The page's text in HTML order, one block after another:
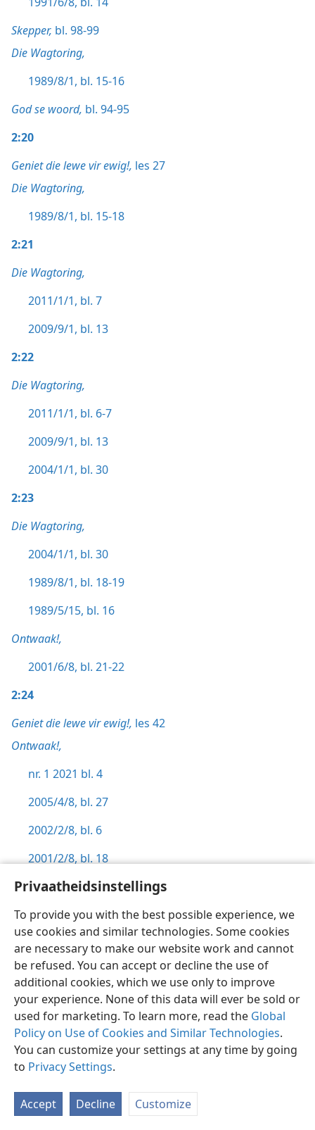
Privaatheidsinstellings
To provide you with the best possible experience, we
use cookies and similar technologies. Some cookies
are necessary to make our website work and cannot
be refused. You can accept or decline the use of
additional cookies, which we use only to improve
your experience. None of this data will ever be sold or
used for marketing. To learn more, read the Global
Policy on Use of Cookies and Similar Technologies.
You can customize your settings at any time by going
to Privacy Settings.
Accept Decline Customize
Skepper, bl. 98-99
Die Wagtoring,
1989/8/1, bl. 15-16
God se woord, bl. 94-95
2:20
Geniet die lewe vir ewig!, les 27
Die Wagtoring,
1989/8/1, bl. 15-18
2:21
Die Wagtoring,
2011/1/1, bl. 7
2009/9/1, bl. 13
2:22
Die Wagtoring,
2011/1/1, bl. 6-7
2009/9/1, bl. 13
2004/1/1, bl. 30
2:23
Die Wagtoring,
2004/1/1, bl. 30
1989/8/1, bl. 18-19
1989/5/15, bl. 16
Ontwaak!,
2001/6/8, bl. 21-22
2:24
Geniet die lewe vir ewig!, les 42
Ontwaak!,
nr. 1 2021 bl. 4
2005/4/8, bl. 27
2002/2/8, bl. 6
2001/2/8, bl. 18
1992/1/8, bl. 27
1991/5/8, bl. 27
Die Wagtoring(Studie-uitgawe),
2017/6, bl. 5
Die Wagtoring(Studie-uitgawe) ,
2016/8, bl. 8-9
Die Wagtoring,
2011/1/15, bl. 14-16